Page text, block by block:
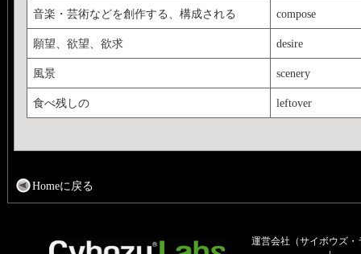
音楽・芸術などを創作する、構成される compose
願望、欲望、欲求 desire
風景 scenery
食べ残しの leftover
Homeに戻る
運営会社（サイボウズ・